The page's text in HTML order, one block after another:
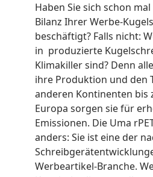
Haben Sie sich schon
Bilanz Ihrer Werbe-
beschäftigt? Falls nicht:
in produzierte
Klimakiller sind? Denn
ihre Produktion und den
anderen Kontinenten bis
Europa sorgen sie für
Emissionen. Die Uma
anders: Sie ist eine der
Werbeartikel-Branche.